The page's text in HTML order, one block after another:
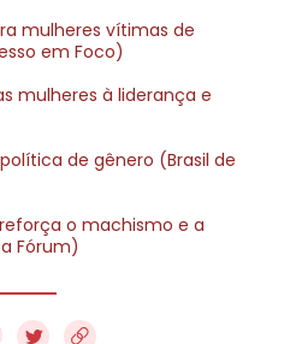
mulheres vítimas de
em Foco)
mulheres à liderança e
de gênero (Brasil de
o machismo e a
Fórum)